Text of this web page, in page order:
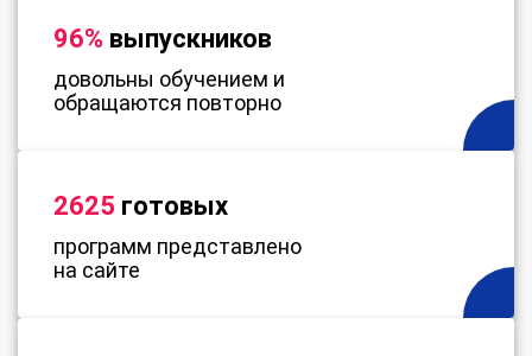
96% выпускников
довольны обучением и
обращаются повторно
2625 готовых
программ представлено
на сайте